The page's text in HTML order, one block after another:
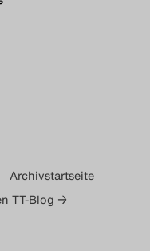
Archivstartseite
TT-Blog →